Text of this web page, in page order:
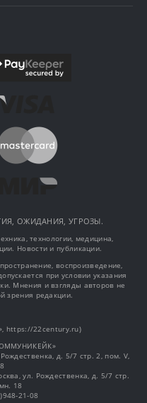
ОЖИДАНИЯ, УГРОЗЫ.
технологии, медицина,
Новости и публикации.
воспроизведение,
при условии указания
Мнения и взгляды авторов не
зрения редакции.
https://22century.ru)
д. 5/7 стр. 2, пом. V,
ул. Рождественка, д. 5/7 стр.
18
21-08